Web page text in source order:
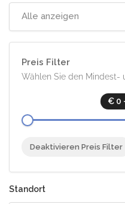
Alle anzeigen
Preis Filter
Wählen Sie den Mindest-
€ 0
Deaktivieren Preis Filter